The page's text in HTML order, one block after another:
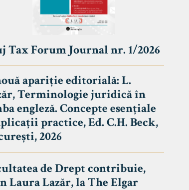
Tax Forum Journal nr. 1/2026
apariție editorială: L.
Terminologie juridică în
engleză. Concepte esențiale
practice, Ed. C.H. Beck,
2026
de Drept contribuie,
Laura Lazăr, la The Elgar